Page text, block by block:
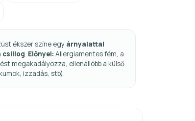
ékszer színe egy árnyalattal
csillog. Előnyei: Allergiamentes fém, a
megakadályozza, ellenállóbb a külső
izzadás, stb).